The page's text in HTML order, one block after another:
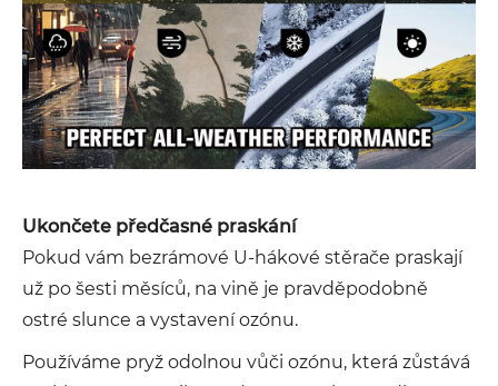
Ukončete předčasné praskání
Pokud vám bezrámové U-hákové stěrače praskají
už po šesti měsíců, na vině je pravděpodobně
ostré slunce a vystavení ozónu.
Používáme pryž odolnou vůči ozónu, která zůstává